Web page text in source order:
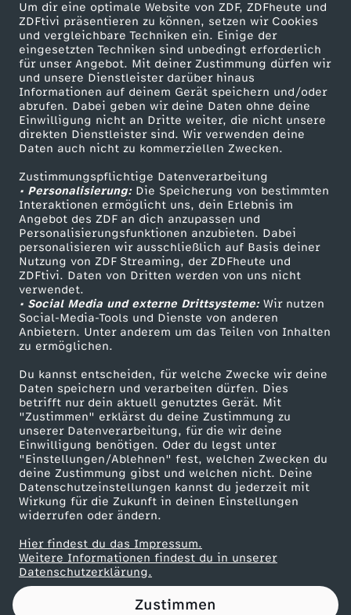
Um dir eine optimale Website von ZDF, ZDFheute und
ZDFtivi präsentieren zu können, setzen wir Cookies
und vergleichbare Techniken ein. Einige der
eingesetzten Techniken sind unbedingt erforderlich
für unser Angebot. Mit deiner Zustimmung dürfen wir
und unsere Dienstleister darüber hinaus
Informationen auf deinem Gerät speichern und/oder
abrufen. Dabei geben wir deine Daten ohne deine
Einwilligung nicht an Dritte weiter, die nicht unsere
direkten Dienstleister sind. Wir verwenden deine
Daten auch nicht zu kommerziellen Zwecken.
Zustimmungspflichtige Datenverarbeitung
• Personalisierung:Die Speicherung von bestimmten
Interaktionen ermöglicht uns, dein Erlebnis im
Angebot des ZDF an dich anzupassen und
Personalisierungsfunktionen anzubieten. Dabei
personalisieren wir ausschließlich auf Basis deiner
Nutzung von ZDF Streaming, der ZDFheute und
ZDFtivi. Daten von Dritten werden von uns nicht
verwendet.
• Social Media und externe Drittsysteme:Wir nutzen
Social-Media-Tools und Dienste von anderen
Anbietern. Unter anderem um das Teilen von Inhalten
zu ermöglichen.
Du kannst entscheiden, für welche Zwecke wir deine
Daten speichern und verarbeiten dürfen. Dies
betrifft nur dein aktuell genutztes Gerät. Mit
"Zustimmen" erklärst du deine Zustimmung zu
unserer Datenverarbeitung, für die wir deine
Einwilligung benötigen. Oder du legst unter
"Einstellungen/Ablehnen" fest, welchen Zwecken du
deine Zustimmung gibst und welchen nicht. Deine
Datenschutzeinstellungen kannst du jederzeit mit
Wirkung für die Zukunft in deinen Einstellungen
widerrufen oder ändern.
Hier findest du das Impressum.
Weitere Informationen findest du in unserer
Datenschutzerklärung.
Zustimmen
n
g
y
p
s
y
–
D
i
e
m
u
s
l
i
m
Mehr ZDF
ZDF-Apps
Smart TV
ZDFtext
Livestreams
Sendungen A-Z
TV-Programm
Service
ZDFmitreden
Kontakt zum ZDF
Tickets
Zuschauerservice
Hilfe
ZDF Unternehmen
Karriere
ZDF goes Schule
Werbefernsehen
Mainzelmännchen
Partner